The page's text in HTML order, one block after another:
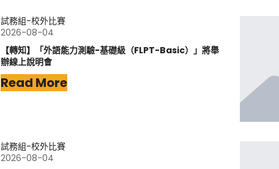
試務組-校外比賽
2026-08-04
【轉知】「外語能力測驗-基礎級（FLPT-Basic）」將舉
辦線上說明會
Read More
試務組-校外比賽
2026-08-04